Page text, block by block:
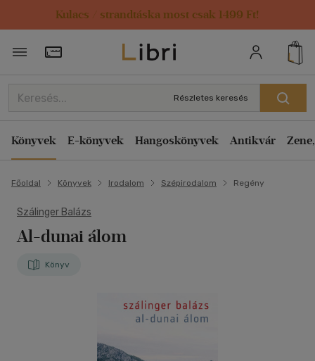
Kulacs / strandtáska most csak 1499 Ft!
Törzsvásárlói Kártya adatai
Részletes keresés
Könyvek E-könyvek Hangoskönyvek Antikvár
Főoldal Könyvek Irodalom Szépirodalom Regény
Szálinger Balázs
Al-dunai álom
Könyv